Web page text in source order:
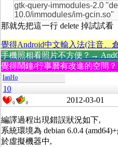
gtk-query-immodules-2.0
10.0/immodules/im-gcin.so"
那就先把這一行 delete 掉試試看
覺得Android中文輸入法(注音、
手機照相看照片不方便？→
覺得鬧鐘/行事曆有改進的空間
IanHo
10
0 0 2012-03-01
編譯過程出現錯誤狀況如下,
系統環境為 debian 6.0.4
於虛擬機器中,